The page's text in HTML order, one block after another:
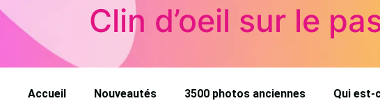
Clin d’oeil sur le
Accueil Nouveautés 3500 photos anciennes Qui est-